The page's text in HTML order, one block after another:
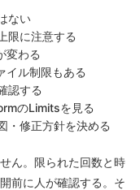
ない
限に注意する
変わる
イル制限もある
認する
のLimitsを見る
・修正方針を決める
ん。限られた回数と時
前に人が確認する。そ